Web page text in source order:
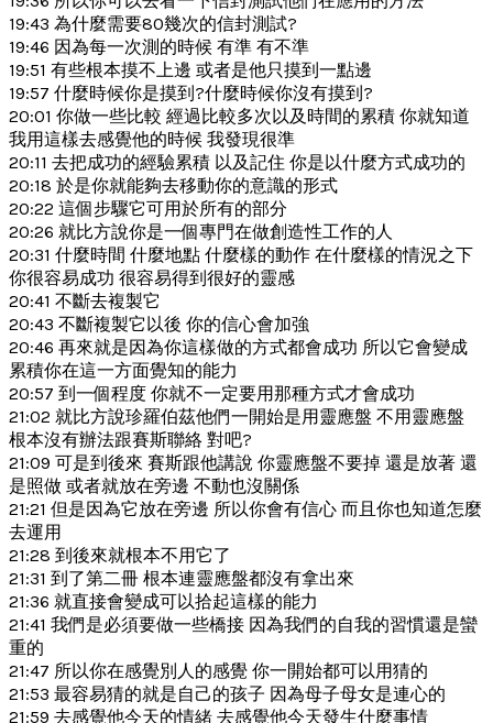
19:43 為什麼需要80幾次的信封測試?
19:46 因為每一次測的時候 有準 有不準
19:51 有些根本摸不上邊 或者是他只摸到一點邊
19:57 什麼時候你是摸到?什麼時候你沒有摸到?
20:01 你做一些比較 經過比較多次以及時間的累積 你就知道
我用這樣去感覺他的時候 我發現很準
20:11 去把成功的經驗累積 以及記住 你是以什麼方式成功的
20:18 於是你就能夠去移動你的意識的形式
20:22 這個步驟它可用於所有的部分
20:26 就比方說你是一個專門在做創造性工作的人
20:31 什麼時間 什麼地點 什麼樣的動作 在什麼樣的情況之下
你很容易成功 很容易得到很好的靈感
20:41 不斷去複製它
20:43 不斷複製它以後 你的信心會加強
20:46 再來就是因為你這樣做的方式都會成功 所以它會變成
累積你在這一方面覺知的能力
20:57 到一個程度 你就不一定要用那種方式才會成功
21:02 就比方說珍羅伯茲他們一開始是用靈應盤 不用靈應盤
根本沒有辦法跟賽斯聯絡 對吧?
21:09 可是到後來 賽斯跟他講說 你靈應盤不要掉 還是放著 還
是照做 或者就放在旁邊 不動也沒關係
21:21 但是因為它放在旁邊 所以你會有信心 而且你也知道怎麼
去運用
21:28 到後來就根本不用它了
21:31 到了第二冊 根本連靈應盤都沒有拿出來
21:36 就直接會變成可以拾起這樣的能力
21:41 我們是必須要做一些橋接 因為我們的自我的習慣還是蠻
重的
21:47 所以你在感覺別人的感覺 你一開始都可以用猜的
21:53 最容易猜的就是自己的孩子 因為母子母女是連心的
21:59 去感覺他今天的情緒 去感覺他今天發生什麼事情